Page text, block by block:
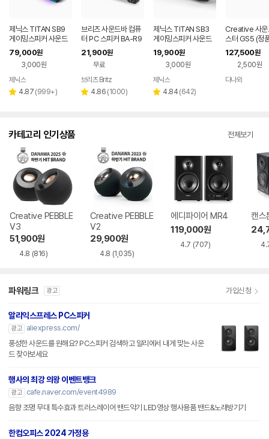
제닉스 TITAN SB9
게이밍스피커 사운드
바 컴퓨터스피커
79,000원
3,000원
페이
제닉스
별 4.87 리
(999+)
브리츠 사운드바 컴퓨
터 PC 스피커 BA-R9
21,900원
무료
브리츠 Britz
별 4.86 리
(1000)
제닉스 TITAN SB3
게이밍스피커 사운드
바 컴퓨터스피커
19,900원
3,000원
페이
제닉스
별 4.84 리
(642)
Creative 사운
스터 GS5 (정
127,500원
2,500원
다나와
카테고리 인기상품 전체보기
Creative PEBBLE
V3
51,900원
4.8 (816)
Creative PEBBLE
V2
29,900원
4.8 (1,035)
에디파이어 MR4
119,000원
4.7 (707)
캔스
파워링크 광고 가입신청
알리익스프레스 PC스피커
광고
aliexpress.com/
풍성한 사운드를 원해요? PC스피커 검색하고 알리에서 내게 맞는 사운
드 찾아보세요
행사의 최강 의왕 이벤트뱅크
광고
cafe.naver.com/event4989
음향 조명 무대 특수효과 트러스레이어 밴드악기 LED영상 행사용품 밴드&노래방기기
한컴오피스 2024 가정용